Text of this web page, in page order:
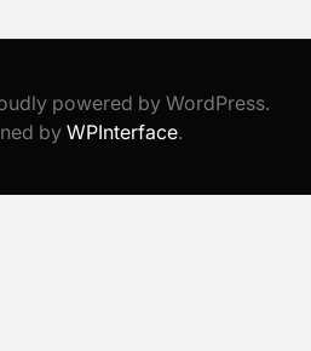
powered by WordPress.
by WPInterface.